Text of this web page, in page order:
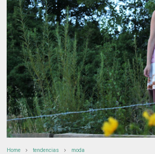
Home tendencias moda